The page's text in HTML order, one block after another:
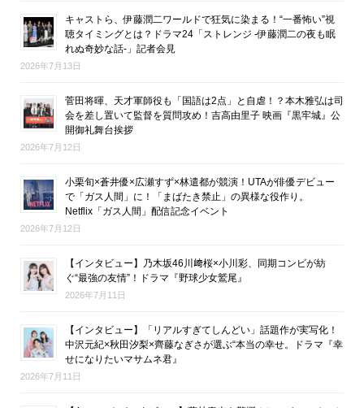
キャストら、伊藤潤二ワールドで狂気に染まる！“一番怖い”視
聴タイミングとは？ドラマ24「ストレンジ -伊藤潤二の夜も眠
れぬ奇妙な話-」記者会見
2026年7月13日
菅田将暉、天才軍師役も「国語は2点」と自虐！？本木雅弘は司
会を差し置いて監督を質問攻め！吉高由里子 映画『黒牢城』公
開御礼舞台挨拶
2026年7月12日
小栗旬×蒼井優×広瀬すず×林遣都が競演！UTAが俳優デビュー
で「ガス人間」に！「まばたき禁止」の異様な役作り。
Netflix「ガス人間」配信記念イベント
2026年7月12日
【インタビュー】乃木坂46川﨑桜×小川彩、同期コンビが紡
ぐ“最強の友情”！ドラマ『野球少女鷲尾』
2026年7月11日
【インタビュー】「リアルすぎてしんどい」話題作が実写化！
中沢元紀×秋田汐梨×齊藤なぎさが選ぶ“本当の幸せ。ドラマ『幸
せになりたいマサムネ君』
2026年7月11日